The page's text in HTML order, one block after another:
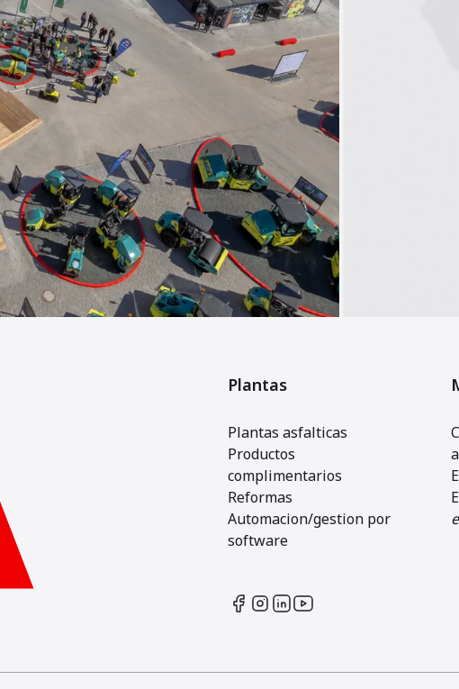
Plantas
Plantas asfalticas
Productos
complimentarios
Reformas
Automacion/gestion por
software
e